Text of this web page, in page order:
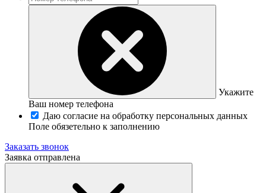
Укажите
Ваш номер телефона
Даю согласие на обработку персональных данных
Поле обязетельно к заполнению
Заказать звонок
Заявка отправлена